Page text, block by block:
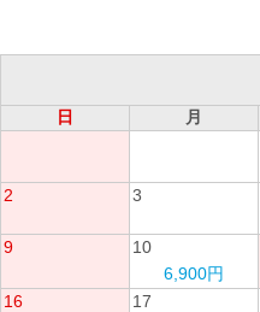
日
月
2 3
9
10
6,900円
16
17